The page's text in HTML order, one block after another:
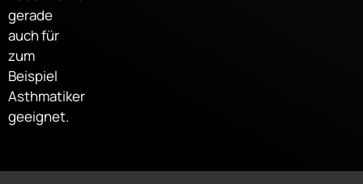
gerade
auch für
zum
Beispiel
Asthmatiker
geeignet.